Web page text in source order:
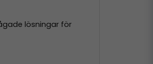
lösningar för